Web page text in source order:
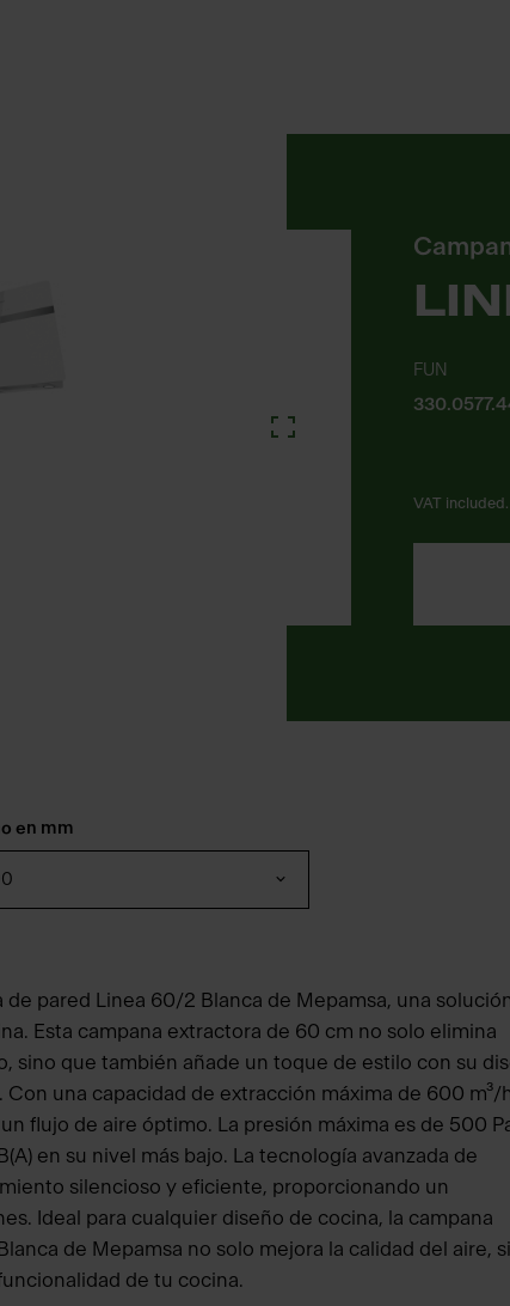
FUN
VAT
en mm
pared Linea 60/2 Blanca de Mepamsa, una solución
Esta campana extractora de 60 cm no solo elimina
sino que también añade un toque de estilo con su
una capacidad de extracción máxima de 600 m³/
flujo de aire óptimo. La presión máxima es de 500
en su nivel más bajo. La tecnología avanzada de
silencioso y eficiente, proporcionando un
Ideal para cualquier diseño de cocina, la campana
de Mepamsa no solo mejora la calidad del aire,
de tu cocina.